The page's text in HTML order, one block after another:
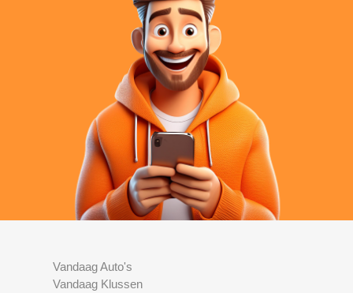
Vandaag Auto's
Vandaag Klussen